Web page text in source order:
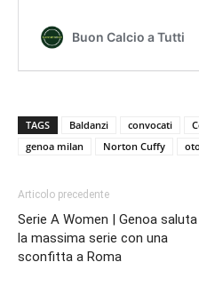
TAGS Baldanzi convocati
genoa milan
Norton Cuffy
Articolo precedente
Serie A Women | Genoa saluta
la massima serie con una
sconfitta a Roma